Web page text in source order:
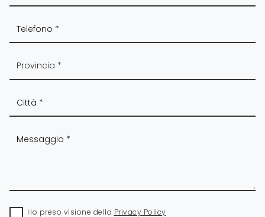
Ho preso visione della Privacy Policy